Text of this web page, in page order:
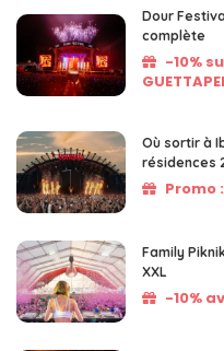
Dour
complète
-10%
Où sortir à
résidences
Promo
Family
XXL
-10%